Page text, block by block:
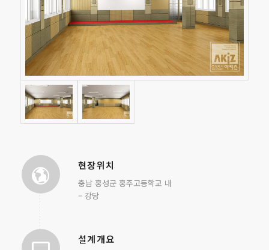
현장위치
충남 홍성군 홍주고등학교 내
– 강당
설계개요